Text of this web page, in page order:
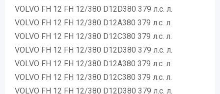
VOLVO FH 12 FH 12/380 D12D380 379 л.с. л.
VOLVO FH 12 FH 12/380 D12A380 379 л.с. л.
VOLVO FH 12 FH 12/380 D12C380 379 л.с. л.
VOLVO FH 12 FH 12/380 D12D380 379 л.с. л.
VOLVO FH 12 FH 12/380 D12A380 379 л.с. л.
VOLVO FH 12 FH 12/380 D12C380 379 л.с. л.
VOLVO FH 12 FH 12/380 D12D380 379 л.с. л.